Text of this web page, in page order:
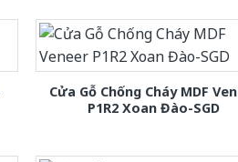
Cửa Gỗ Chống Cháy MDF
P1R2 Xoan Đào-SGD